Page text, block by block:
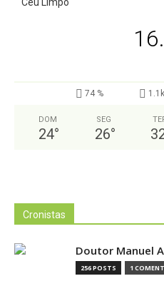
74 %
DOM
24°
SEG
26°
Cronistas
Doutor Manuel
256 POSTS 1